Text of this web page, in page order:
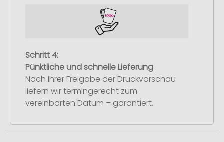
Schritt 4:
Pünktliche und schnelle Lieferung
Nach Ihrer Freigabe der Druckvorschau
liefern wir termingerecht zum
vereinbarten Datum – garantiert.